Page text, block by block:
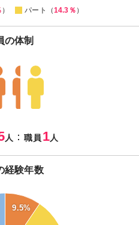
） パート（14.3％ ）
の体制
人 ：職員 1人
経験年数
9.5%